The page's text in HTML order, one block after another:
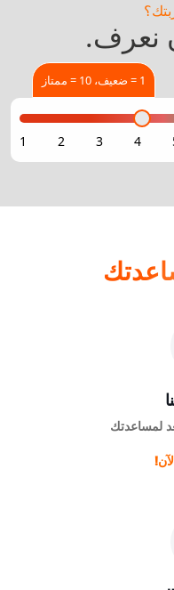
نعرف.
1 = ضعيف، 10 = ممتاز
لمساعدتك